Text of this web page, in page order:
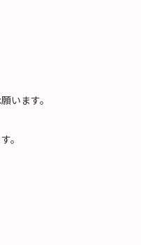
います。
。